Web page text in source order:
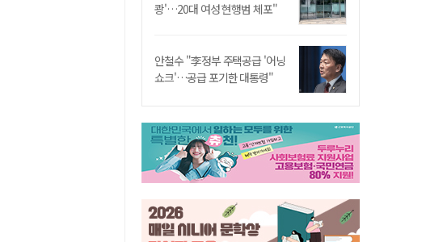
쾅'…20대 여성 현행범 체포"
안철수 "李정부 주택공급 '어닝
쇼크'…공급 포기한 대통령"